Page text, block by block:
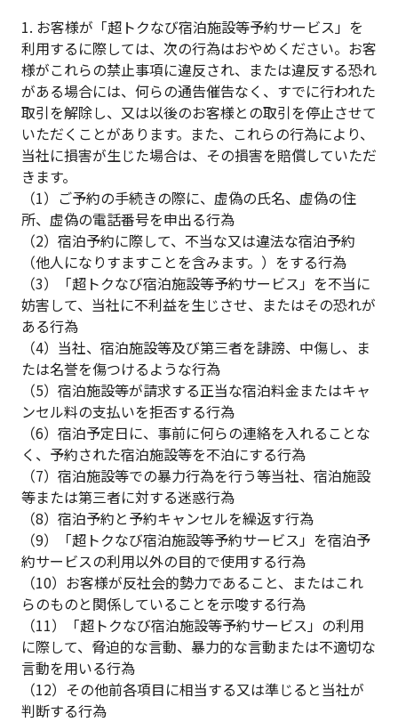
1. お客様が「超トクなび宿泊施設等予約サービス」を
利用するに際しては、次の行為はおやめください。お客
様がこれらの禁止事項に違反され、または違反する恐れ
がある場合には、何らの通告催告なく、すでに行われた
取引を解除し、又は以後のお客様との取引を停止させて
いただくことがあります。また、これらの行為により、
当社に損害が生じた場合は、その損害を賠償していただ
きます。
（1）ご予約の手続きの際に、虚偽の氏名、虚偽の住
所、虚偽の電話番号を申出る行為
（2）宿泊予約に際して、不当な又は違法な宿泊予約
（他人になりすますことを含みます。）をする行為
（3）「超トクなび宿泊施設等予約サービス」を不当に
妨害して、当社に不利益を生じさせ、またはその恐れが
ある行為
（4）当社、宿泊施設等及び第三者を誹謗、中傷し、ま
たは名誉を傷つけるような行為
（5）宿泊施設等が請求する正当な宿泊料金またはキャ
ンセル料の支払いを拒否する行為
（6）宿泊予定日に、事前に何らの連絡を入れることな
く、予約された宿泊施設等を不泊にする行為
（7）宿泊施設等での暴力行為を行う等当社、宿泊施設
等または第三者に対する迷惑行為
（8）宿泊予約と予約キャンセルを繰返す行為
（9）「超トクなび宿泊施設等予約サービス」を宿泊予
約サービスの利用以外の目的で使用する行為
（10）お客様が反社会的勢力であること、またはこれ
らのものと関係していることを示唆する行為
（11）「超トクなび宿泊施設等予約サービス」の利用
に際して、脅迫的な言動、暴力的な言動または不適切な
言動を用いる行為
（12）その他前各項目に相当する又は準じると当社が
判断する行為